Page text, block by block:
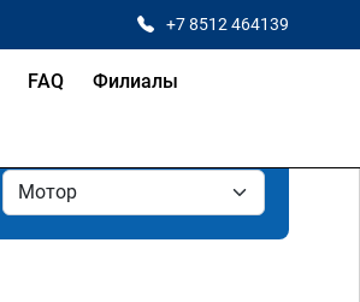
+7 8512 464139
FAQ Филиалы